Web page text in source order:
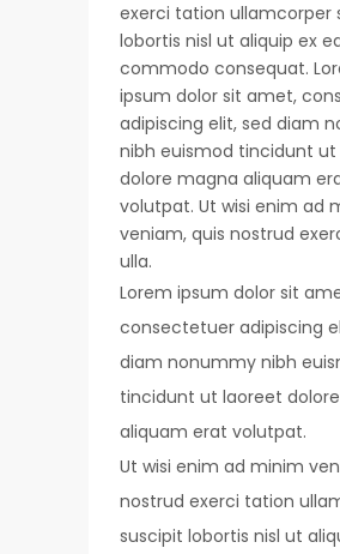
exerci tation ullamcorper
lobortis nisl ut aliquip ex
commodo consequat.
ipsum dolor sit amet,
adipiscing elit, sed diam
nibh euismod tincidunt
dolore magna aliquam
volutpat. Ut wisi enim ad
veniam, quis nostrud
ulla.
Lorem ipsum dolor sit
consectetuer adipiscing
diam nonummy nibh
tincidunt ut laoreet
aliquam erat volutpat.
Ut wisi enim ad minim
nostrud exerci tation
suscipit lobortis nisl ut